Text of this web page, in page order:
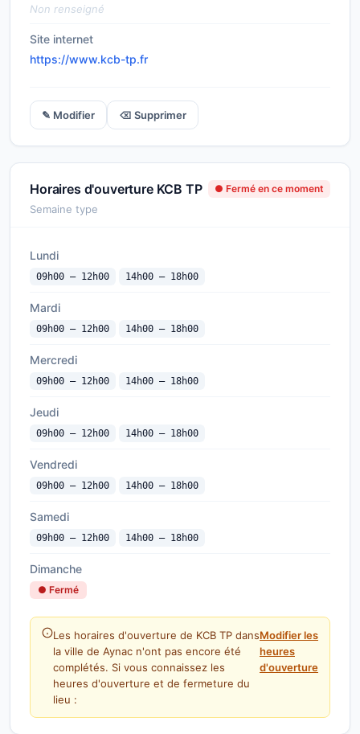
Non renseigné
Site internet
https://www.kcb-tp.fr
✎ Modifier ⌫ Supprimer
Horaires d'ouverture KCB TP ● Fermé en ce moment
Semaine type
Lundi
09h00 — 12h00 14h00 — 18h00
Mardi
09h00 — 12h00 14h00 — 18h00
Mercredi
09h00 — 12h00 14h00 — 18h00
Jeudi
09h00 — 12h00 14h00 — 18h00
Vendredi
09h00 — 12h00 14h00 — 18h00
Samedi
09h00 — 12h00 14h00 — 18h00
Dimanche
● Fermé
Les horaires d'ouverture de KCB TP dans
la ville de Aynac n'ont pas encore été
complétés. Si vous connaissez les
heures d'ouverture et de fermeture du
lieu :
Modifier les
heures
d'ouverture